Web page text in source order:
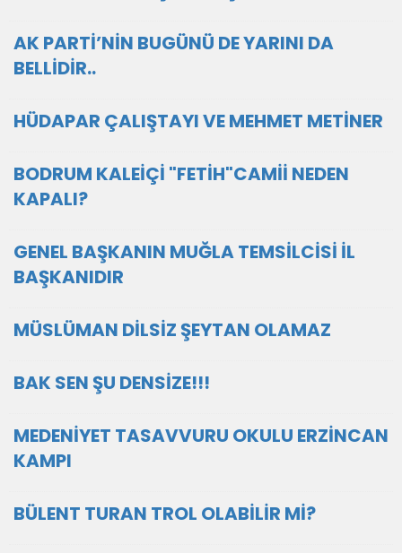
AK PARTİ’NİN BUGÜNÜ DE YARINI DA
BELLİDİR..
HÜDAPAR ÇALIŞTAYI VE MEHMET METİNER
BODRUM KALEİÇİ "FETİH"CAMİİ NEDEN
KAPALI?
GENEL BAŞKANIN MUĞLA TEMSİLCİSİ İL
BAŞKANIDIR
MÜSLÜMAN DİLSİZ ŞEYTAN OLAMAZ
BAK SEN ŞU DENSİZE!!!
MEDENİYET TASAVVURU OKULU ERZİNCAN
KAMPI
BÜLENT TURAN TROL OLABİLİR Mİ?